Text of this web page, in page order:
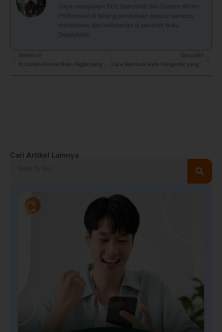
Saya merupakan SEO Specialist dan Conten Writer
Profesional di bidang pendidikan seputar kampus,
mahasiswa dan kedosenan di penerbit buku
Deepublish
Prev
Sebelum Sesudah
Cari Artikel Lainnya